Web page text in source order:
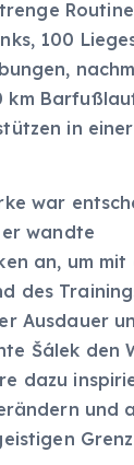
100
km
in
war
wandte
an, um mit
des
Ausdauer
Šálek den
dazu
und